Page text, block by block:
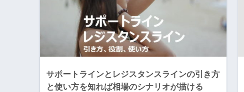
サポートラインとレジスタンスラインの引き方
と使い方を知れば相場のシナリオが描ける